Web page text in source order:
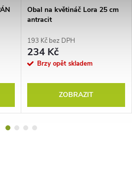
Obal na květináč Lora 25 cm
antracit
193 Kč bez DPH
234 Kč
Brzy opět skladem
ZOBRAZIT